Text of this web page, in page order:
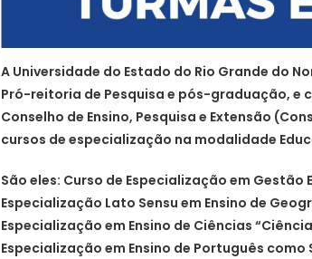
A Universidade do Estado do Rio Grande do
Pró-reitoria de Pesquisa e pós-graduação, e
Conselho de Ensino, Pesquisa e Extensão
cursos de especialização na modalidade
São eles: Curso de Especialização em Gestão
Especialização Lato Sensu em Ensino de
Especialização em Ensino de Ciências
Especialização em Ensino de Português como